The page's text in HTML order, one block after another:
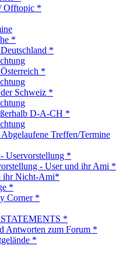
Offtopic *
*
*
*
Schweiz *
D-A-CH *
Treffen/Termine
Uservorstellung *
- User und ihr Ami *
ihr Nicht-Ami*
*
Corner *
*
Antworten zum Forum *
*